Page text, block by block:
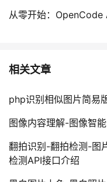
从零开始：OpenCode
相关文章
php识别相似图片简易
图像内容理解-图像智
翻拍识别-翻拍检测-图
检测API接口介绍